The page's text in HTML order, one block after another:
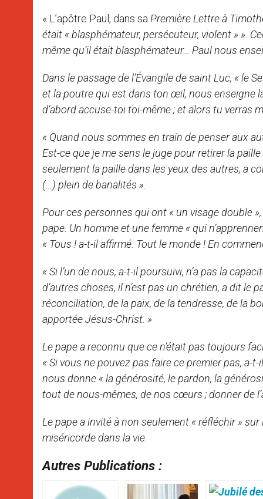
« L’apôtre Paul, dans sa Première Lettre à
était « blasphémateur, persécuteur, violent » ».
même qu’il était blasphémateur… Paul nous
Dans le passage de l’Évangile de saint Luc, « le
et la poutre qui est dans ton œil, nous enseigne
d’abord accuse-toi toi-même ; et alors tu verras
« Quand nous sommes en train de penser aux
Est-ce que je me sens le juge pour retirer la
seulement la paille dans les yeux des autres, a
(…) plein de banalités ».
Pour ces personnes qui ont « un visage double
pape. Un homme et une femme « qui
« Tous ! a-t-il affirmé. Tout le monde ! En
« Si l’un de nous, a-t-il poursuivi, n’a pas la
d’autres choses, il n’est pas un chrétien, a dit le
réconciliation, de la paix, de la tendresse, de la
apportée Jésus-Christ. »
Le pape a reconnu que ce n’était pas toujours
« Si vous ne pouvez pas faire ce premier pas, a-
nous donne « la générosité, le pardon, la
tout de nous-mêmes, de nos cœurs ; donner de
Le pape a invité à non seulement « réfléchir »
miséricorde dans la vie.
Autres Publications :